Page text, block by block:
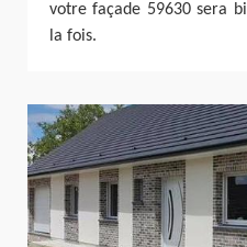
votre façade 59630 sera
la fois.